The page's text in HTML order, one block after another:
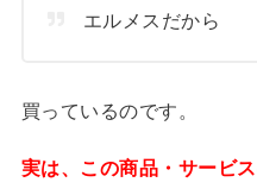
エルメスだから
買っているのです。
実は、この商品・サービ